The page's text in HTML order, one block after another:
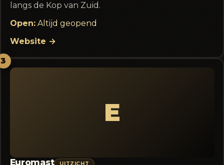
langs de Kop van Zuid.
Open:Altijd geopend
Website →
3
E
Euromast